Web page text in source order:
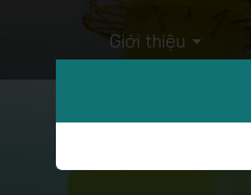
Giới thiệu